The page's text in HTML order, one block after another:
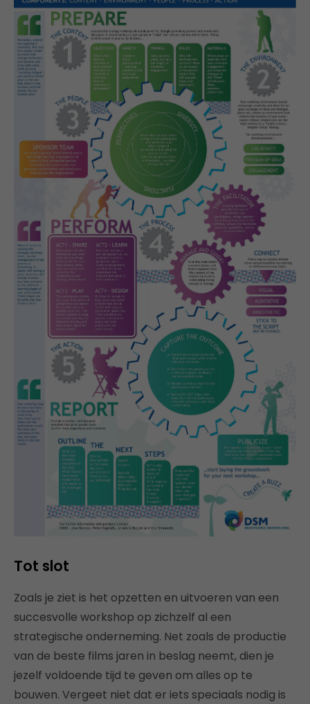
Tot slot
Zoals je ziet is het opzetten en uitvoeren van een
succesvolle workshop op zichzelf al een
strategische onderneming. Net zoals de productie
van de beste films jaren in beslag neemt, dien je
jezelf voldoende tijd te geven om alles op te
bouwen. Vergeet niet dat er iets speciaals nodig is